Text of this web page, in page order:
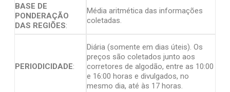
BASE DE
PONDERAÇÃO
DAS REGIÕES:
Média aritmética das informações
coletadas.
PERIODICIDADE:
Diária (somente em dias úteis). Os
preços são coletados junto aos
corretores de algodão, entre as 10:00
e 16:00 horas e divulgados, no
mesmo dia, até às 17 horas.